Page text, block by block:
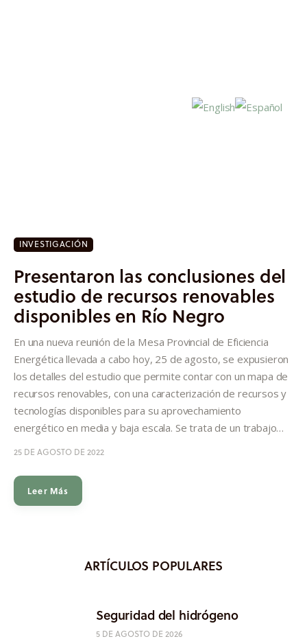
Investigación
Proyectos
Informes
Quiénes somos
INVESTIGACIÓN
Presentaron las conclusiones del
estudio de recursos renovables
disponibles en Río Negro
En una nueva reunión de la Mesa Provincial de Eficiencia
Energética llevada a cabo hoy, 25 de agosto, se expusieron
los detalles del estudio que permite contar con un mapa de
recursos renovables, con una caracterización de recursos y
tecnologías disponibles para su aprovechamiento
energético en media y baja escala. Se trata de un trabajo…
25 DE AGOSTO DE 2022
Leer Más
ARTÍCULOS POPULARES
Seguridad del hidrógeno
5 DE AGOSTO DE 2026